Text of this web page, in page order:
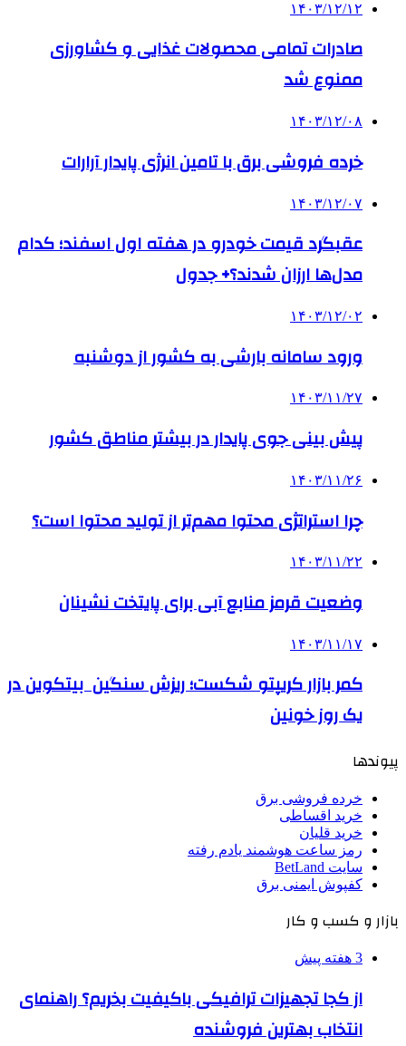
۱۴۰۳/۱۲/۱۲
صادرات تمامی محصولات غذایی و کشاورزی
ممنوع شد
۱۴۰۳/۱۲/۰۸
خرده فروشی برق با تامین انرژی پایدار آرارات
۱۴۰۳/۱۲/۰۷
عقبگرد قیمت خودرو در هفته اول اسفند؛ کدام
مدل‌ها ارزان شدند؟+ جدول
۱۴۰۳/۱۲/۰۲
ورود سامانه بارشی به کشور از دوشنبه
۱۴۰۳/۱۱/۲۷
­پیش بینی جوی پایدار در بیشتر مناطق کشور
۱۴۰۳/۱۱/۲۶
چرا استراتژی محتوا مهم‌تر از تولید محتوا است؟
۱۴۰۳/۱۱/۲۲
وضعیت قرمز منابع آبی برای پایتخت نشینان
۱۴۰۳/۱۱/۱۷
کمر بازار کریپتو شکست؛ ریزش سنگین بیتکوین در
یک روز خونین
پیوندها
خرده فروشی برق
خرید اقساطی
خرید قلیان
رمز ساعت هوشمند یادم رفته
سایت BetLand
کفپوش ایمنی برق
بازار و کسب و کار
3 هفته پیش
از کجا تجهیزات ترافیکی باکیفیت بخریم؟ راهنمای
انتخاب بهترین فروشنده